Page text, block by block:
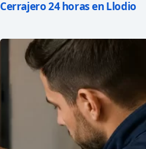
Cerrajero 24 horas en Llodio